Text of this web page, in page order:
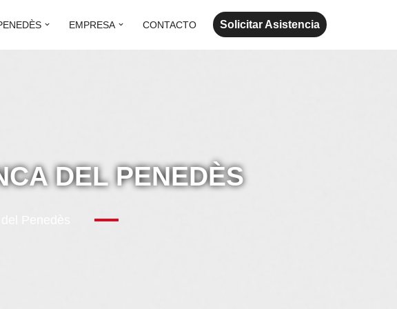
EMPRESA CONTACTO Solicitar Asistencia
DEL PENEDÈS